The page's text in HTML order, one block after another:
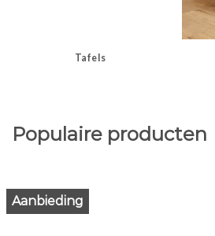
Tafels
Populaire producten
Aanbieding